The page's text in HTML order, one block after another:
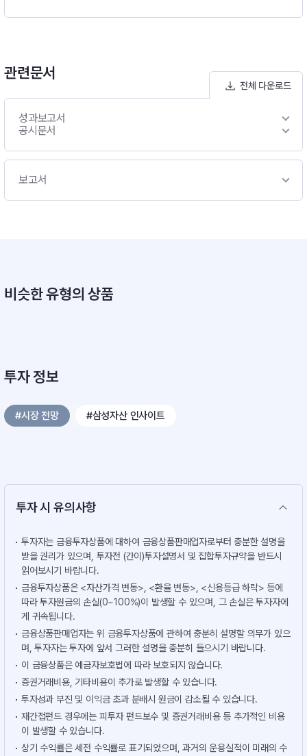
관련문서
전체 다운로드
성과보고서
공시문서
보고서
비슷한 유형의 상품
투자 정보
#시장 전망 #삼성자산 인사이트
투자 시 유의사항
투자자는 금융투자상품에 대하여 금융상품판매업자로부터 충분한 설명을
받을 권리가 있으며, 투자전 (간이)투자설명서 및 집합투자규약을 반드시
읽어보시기 바랍니다.
금융투자상품은 <자산가격 변동>, <환율 변동>, <신용등급 하락> 등에
따라 투자원금의 손실(0~100%)이 발생할 수 있으며, 그 손실은 투자자에
게 귀속됩니다.
금융상품판매업자는 위 금융투자상품에 관하여 충분히 설명할 의무가 있으
며, 투자자는 투자에 앞서 그러한 설명을 충분히 들으시기 바랍니다.
이 금융상품은 예금자보호법에 따라 보호되지 않습니다.
증권거래비용, 기타비용이 추가로 발생할 수 있습니다.
투자성과 부진 및 이익금 초과 분배시 원금이 감소될 수 있습니다.
재간접펀드 경우에는 피투자 펀드보수 및 증권거래비용 등 추가적인 비용
이 발생할 수 있습니다.
상기 수익률은 세전 수익률로 표기되었으며, 과거의 운용실적이 미래의 수